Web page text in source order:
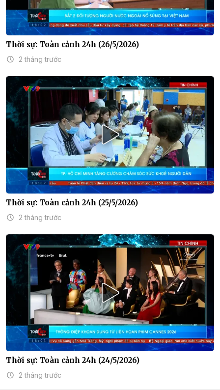
Thời sự: Toàn cảnh 24h (26/5/2026)
2 tháng trước
Thời sự: Toàn cảnh 24h (25/5/2026)
2 tháng trước
Thời sự: Toàn cảnh 24h (24/5/2026)
2 tháng trước